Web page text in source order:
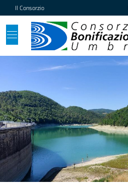
Vai ai contenuti
Vai al footer
Il Consorzio